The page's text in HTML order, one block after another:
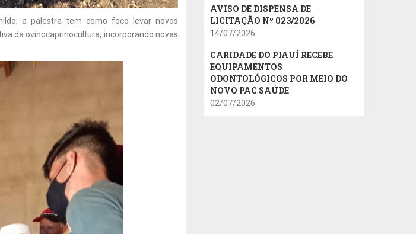
a palestra tem como foco levar novos
da ovinocaprinocultura, incorporando novas
AVISO DE DISPENSA DE
LICITAÇÃO Nº 023/2026
14/07/2026
CARIDADE DO PIAUÍ RECEBE
EQUIPAMENTOS
ODONTOLÓGICOS POR MEIO DO
NOVO PAC SAÚDE
02/07/2026